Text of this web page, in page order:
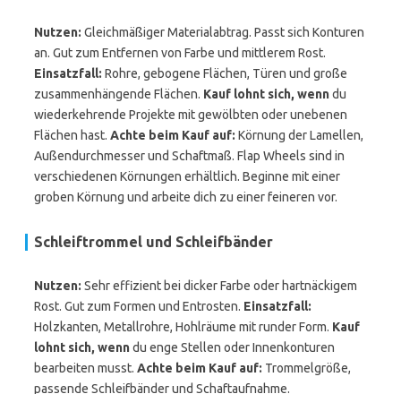
Nutzen: Gleichmäßiger Materialabtrag. Passt sich Konturen
an. Gut zum Entfernen von Farbe und mittlerem Rost.
Einsatzfall: Rohre, gebogene Flächen, Türen und große
zusammenhängende Flächen. Kauf lohnt sich, wenndu
wiederkehrende Projekte mit gewölbten oder unebenen
Flächen hast. Achte beim Kauf auf: Körnung der Lamellen,
Außendurchmesser und Schaftmaß. Flap Wheels sind in
verschiedenen Körnungen erhältlich. Beginne mit einer
groben Körnung und arbeite dich zu einer feineren vor.
Schleiftrommel und Schleifbänder
Nutzen: Sehr effizient bei dicker Farbe oder hartnäckigem
Rost. Gut zum Formen und Entrosten. Einsatzfall:
Holzkanten, Metallrohre, Hohlräume mit runder Form. Kauf
lohnt sich, wenndu enge Stellen oder Innenkonturen
bearbeiten musst. Achte beim Kauf auf: Trommelgröße,
passende Schleifbänder und Schaftaufnahme.